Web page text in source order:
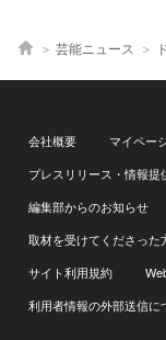
芸能ニュース
会社概要 マイペー
プレスリリース・情報提
編集部からのお知らせ
取材を受けてくださった
サイト利用規約
利用者情報の外部送信に